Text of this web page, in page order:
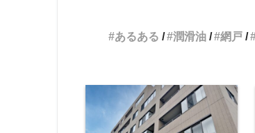
あるある
潤滑油 網戸